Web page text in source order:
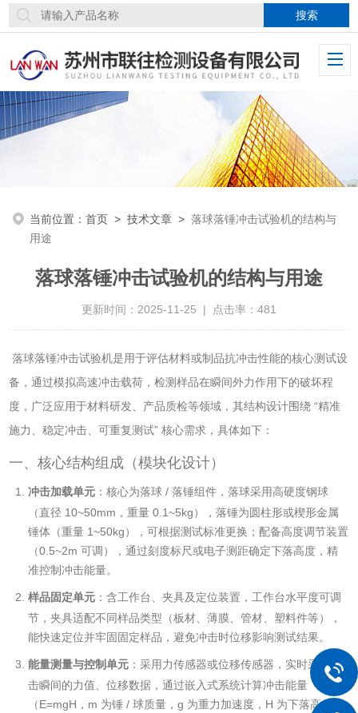
当前位置：首页 >技术文章 >落球落锤冲击试验机的结构与
用途
落球落锤冲击试验机的结构与用途
更新时间：2025-11-25 | 点击率：481
落球落锤冲击试验机是用于评估材料或制品抗冲击性能的核心测试设
备，通过模拟高速冲击载荷，检测样品在瞬间外力作用下的破坏程
度，广泛应用于材料研发、产品质检等领域，其结构设计围绕 “精准
施力、稳定冲击、可重复测试” 核心需求，具体如下：
一、核心结构组成（模块化设计）
冲击加载单元 ：核心为落球 / 落锤组件，落球采用高硬度钢球
（直径 10~50mm，重量 0.1~5kg），落锤为圆柱形或楔形金属
锤体（重量 1~50kg），可根据测试标准更换；配备高度调节装置
（0.5~2m 可调），通过刻度标尺或电子测距确定下落高度，精
准控制冲击能量。
样品固定单元 ：含工作台、夹具及定位装置，工作台水平度可调
节，夹具适配不同样品类型（板材、薄膜、管材、塑料件等），
能快速定位并牢固固定样品，避免冲击时位移影响测试结果。
能量测量与控制单元 ：采用力传感器或位移传感器，实时采集冲
击瞬间的力值、位移数据，通过嵌入式系统计算冲击能量
（E=mgH，m 为锤 / 球质量，g 为重力加速度，H 为下落高